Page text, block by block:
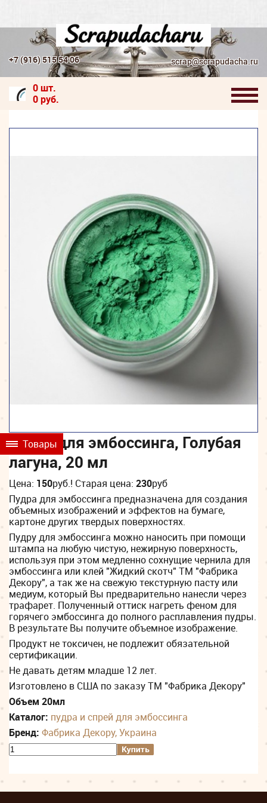
+7 (916) 515 54 06 scrap@scrapudacha.ru
0 шт.
0 руб.
Пудра для эмбоссинга, Голубая
лагуна, 20 мл
Цена: 150руб.! Старая цена: 230руб
Пудра для эмбоссинга предназначена для создания
объемных изображений и эффектов на бумаге,
картоне других твердых поверхностях.
Пудру для эмбоссинга можно наносить при помощи
штампа на любую чистую, нежирную поверхность,
используя при этом медленно сохнущие чернила для
эмбоссинга или клей "Жидкий скотч" ТМ "Фабрика
Декору", а так же на свежую текстурную пасту или
медиум, который Вы предварительно нанесли через
трафарет. Полученный оттиск нагреть феном для
горячего эмбоссинга до полного расплавления пудры.
В результате Вы получите объемное изображение.
Продукт не токсичен, не подлежит обязательной
сертификации.
Не давать детям младше 12 лет.
Изготовлено в США по заказу ТМ "Фабрика Декору"
Объем 20мл
Каталог: пудра и спрей для эмбоссинга
Бренд: Фабрика Декору, Украина
Товары